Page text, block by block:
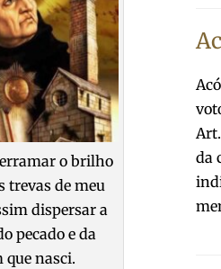
da
o brilho
trevas de meu
dispersar a
pecado e da
nasci.